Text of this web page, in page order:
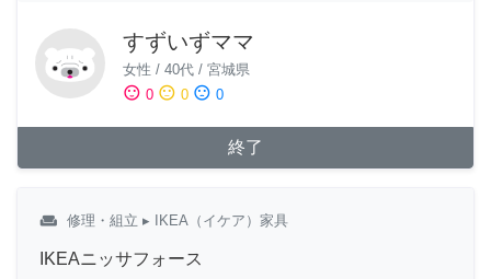
すずいずママ
女性 / 40代 / 宮城県
sentiment_satisfied 0 sentiment_neutral 0 sentiment_dissatisfied 0
終了
weekend 修理・組立 ▸ IKEA（イケア）家具
IKEAニッサフォース